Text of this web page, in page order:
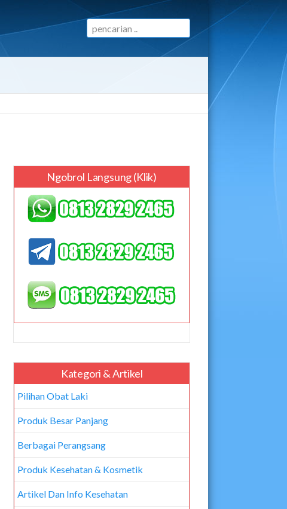
Ngobrol Langsung (klik)
Kategori & Artikel
Pilihan Obat Laki
Produk Besar Panjang
Berbagai Perangsang
Produk Kesehatan & Kosmetik
Artikel Dan Info Kesehatan